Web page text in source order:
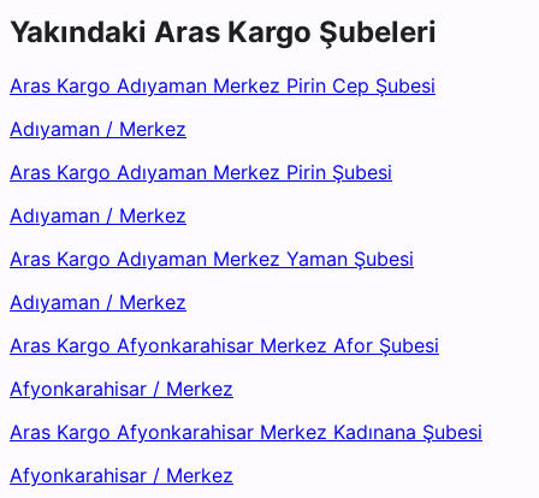
Yakındaki Aras Kargo Şubeleri
Aras Kargo Adıyaman Merkez Pirin Cep Şubesi
Adıyaman / Merkez
Aras Kargo Adıyaman Merkez Pirin Şubesi
Adıyaman / Merkez
Aras Kargo Adıyaman Merkez Yaman Şubesi
Adıyaman / Merkez
Aras Kargo Afyonkarahisar Merkez Afor Şubesi
Afyonkarahisar / Merkez
Aras Kargo Afyonkarahisar Merkez Kadınana Şubesi
Afyonkarahisar / Merkez